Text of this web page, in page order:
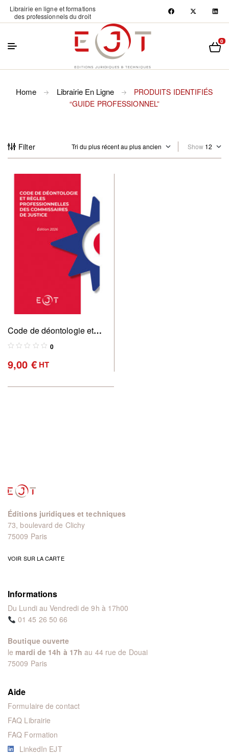
Librairie en ligne et formations
des professionnels du droit
0
Home Librairie En Ligne
PRODUITS IDENTIFIÉS
“GUIDE PROFESSIONNEL”
Filter Show
Code de déontologie et
règles professionnelles
justice (Edition 2026)
0
9,00 €HT
Éditions juridiques et techniques
73, boulevard de Clichy
75009 Paris
VOIR SUR LA CARTE
Informations
Du Lundi au Vendredi de 9h à 17h00
01 45 26 50 66
Boutique ouverte
le mardi de 14h à 17h au 44 rue de Douai
75009 Paris
Aide
Formulaire de contact
FAQ Librairie
FAQ Formation
LinkedIn EJT